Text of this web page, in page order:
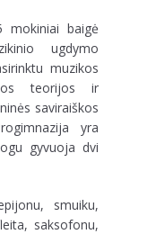
baigė
ugdymo
muzikos
teorijos ir
saviraiškos
yra
gyvuoja dvi
smuiku,
saksofonu,